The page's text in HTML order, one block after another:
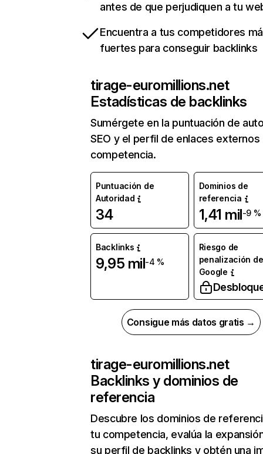
antes de que perjudiquen a tu
Encuentra a tus competidores
fuertes para conseguir backlinks
tirage-euromillions.net
Estadísticas de backlinks
Sumérgete en la puntuación de
SEO y el perfil de enlaces externos
competencia.
Puntuación de
Autoridad
34
Dominios de
referencia
1,41 mil-9 %
Backlinks
9,95 mil-4 %
Riesgo de
penalización de
Google
Consigue más datos gratis →
tirage-euromillions.net
Backlinks y dominios de
referencia
Descubre los dominios de
tu competencia, evalúa la
su perfil de backlinks y obtén una